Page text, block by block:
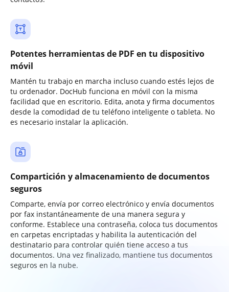
Potentes herramientas de PDF en tu dispositivo
móvil
Mantén tu trabajo en marcha incluso cuando estés lejos de
tu ordenador. DocHub funciona en móvil con la misma
facilidad que en escritorio. Edita, anota y firma documentos
desde la comodidad de tu teléfono inteligente o tableta. No
es necesario instalar la aplicación.
Compartición y almacenamiento de documentos
seguros
Comparte, envía por correo electrónico y envía documentos
por fax instantáneamente de una manera segura y
conforme. Establece una contraseña, coloca tus documentos
en carpetas encriptadas y habilita la autenticación del
destinatario para controlar quién tiene acceso a tus
documentos. Una vez finalizado, mantiene tus documentos
seguros en la nube.